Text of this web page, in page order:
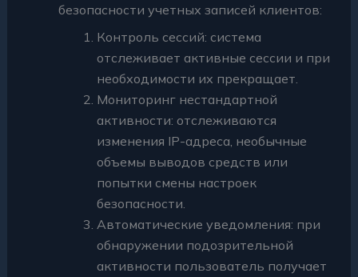
безопасности учетных записей клиентов:
Контроль сессий: система
отслеживает активные сессии и при
необходимости их прекращает.
Мониторинг нестандартной
активности: отслеживаются
изменения IP-адреса, необычные
объемы выводов средств или
попытки смены настроек
безопасности.
Автоматические уведомления: при
обнаружении подозрительной
активности пользователь получает